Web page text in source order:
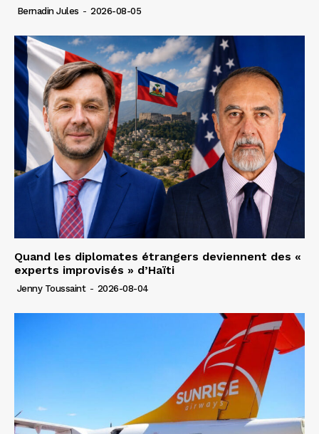
Bernadin Jules - 2026-08-05
Quand les diplomates étrangers deviennent des «
experts improvisés » d’Haïti
Jenny Toussaint - 2026-08-04